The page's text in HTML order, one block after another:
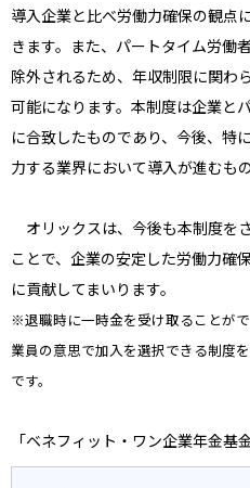
導入企業と比べ労働力確保の観点
きます。また、パートタイム労働
除外されるため、年収制限に関わ
可能になります。本制度は企業と
に合致したものであり、今後、特
力する業界において導入が進むも
オリックスは、今後も本制度を
ことで、企業の安定した労働力確
に貢献してまいります。
※退職時に一時金を受け取ることが
業員の意思で加入を選択できる制度
です。
「ベネフィット・ワン企業年金基